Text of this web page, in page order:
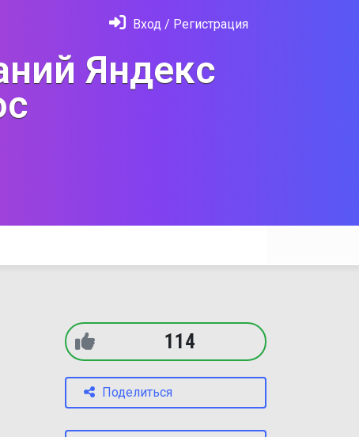
Вход / Регистрация
Яндекс
114
Поделиться